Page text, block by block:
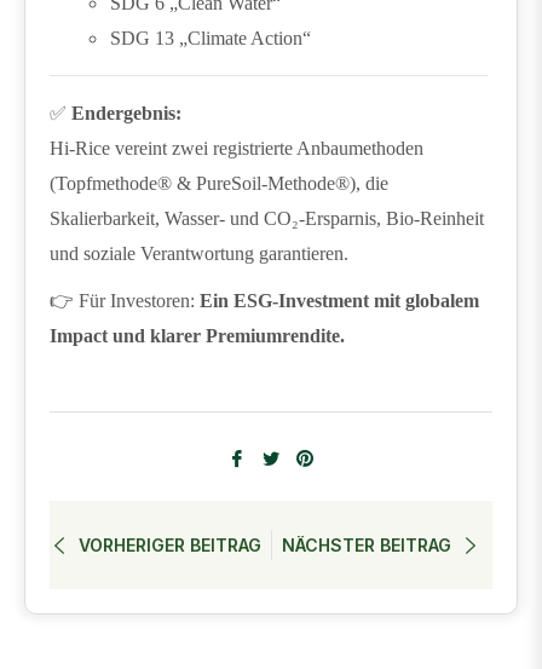
SDG 13 „Climate Action“
✅ Endergebnis:
Hi-Rice vereint zwei registrierte Anbaumethoden
(Topfmethode® & PureSoil-Methode®), die
Skalierbarkeit, Wasser- und CO₂-Ersparnis, Bio-Reinheit
und soziale Verantwortung garantieren.
👉 Für Investoren: Ein ESG-Investment mit globalem
Impact und klarer Premiumrendite.
Auf
AufAuf
VORHERIGER BEITRAG
NÄCHSTER BEITRAG